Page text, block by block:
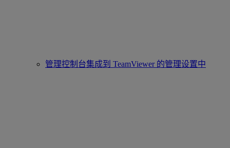
管理控制台集成到 TeamViewer 的管理设置中